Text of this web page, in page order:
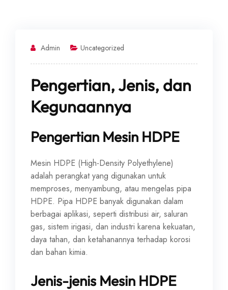
Admin Uncategorized
Pengertian, Jenis, dan
Kegunaannya
Pengertian Mesin HDPE
Mesin HDPE (High-Density Polyethylene)
adalah perangkat yang digunakan untuk
memproses, menyambung, atau mengelas pipa
HDPE. Pipa HDPE banyak digunakan dalam
berbagai aplikasi, seperti distribusi air, saluran
gas, sistem irigasi, dan industri karena kekuatan,
daya tahan, dan ketahanannya terhadap korosi
dan bahan kimia.
Jenis-jenis Mesin HDPE